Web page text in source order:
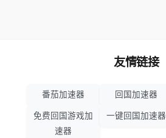
友情链接
番茄加速器 回国加速器
免费回国游戏加
速器
一键回国加速器